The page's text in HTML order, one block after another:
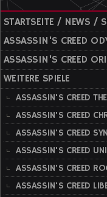
STARTSEITE / NEWS /
ASSASSIN'S CREED
ASSASSIN'S CREED
WEITERE SPIELE
ASSASSIN'S CREED
ASSASSIN'S CREED
ASSASSIN'S CREED
ASSASSIN'S CREED
ASSASSIN'S CREED
ASSASSIN'S CREED